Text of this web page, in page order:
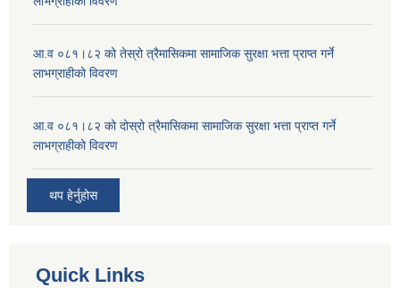
आ.व ०८१।८२ को तेस्रो त्रैमासिकमा सामाजिक सुरक्षा भत्ता प्राप्त गर्ने
लाभग्राहीको विवरण
आ.व ०८१।८२ को दोस्रो त्रैमासिकमा सामाजिक सुरक्षा भत्ता प्राप्त गर्ने
लाभग्राहीको विवरण
थप हेर्नुहोस
Quick Links